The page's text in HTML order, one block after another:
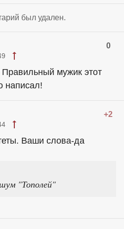
был удален.
0
Правильный мужик этот
написал!
+2
Ваши слова-да
"Тополей"